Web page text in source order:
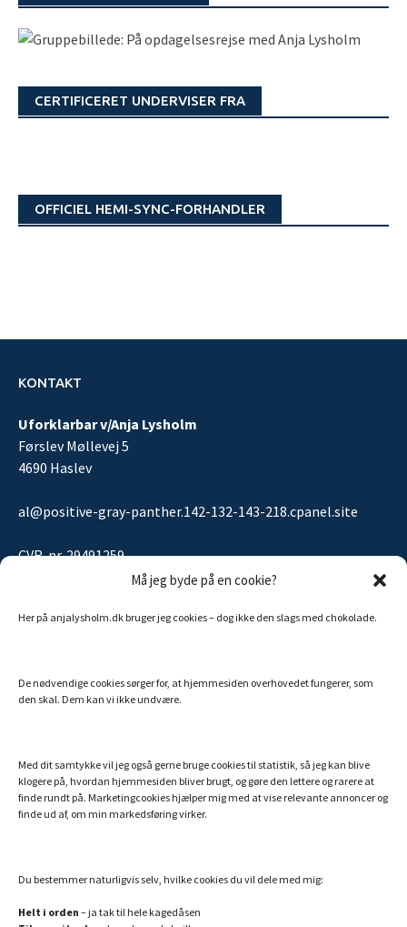
Må jeg byde på en cookie?
Her på anjalysholm.dk bruger jeg cookies – dog ikke den slags med chokolade.
De nødvendige cookies sørger for, at hjemmesiden overhovedet fungerer, som
den skal. Dem kan vi ikke undvære.
Med dit samtykke vil jeg også gerne bruge cookies til statistik, så jeg kan blive
klogere på, hvordan hjemmesiden bliver brugt, og gøre den lettere og rarere at
finde rundt på. Marketingcookies hjælper mig med at vise relevante annoncer og
finde ud af, om min markedsføring virker.
Du bestemmer naturligvis selv, hvilke cookies du vil dele med mig:
Helt i orden – ja tak til hele kagedåsen
CERTIFICERET UNDERVISER FRA
OFFICIEL HEMI-SYNC-FORHANDLER
KONTAKT
Uforklarbar v/Anja Lysholm
Førslev Møllevej 5
4690 Haslev
al@positive-gray-panther.142-132-143-218.cpanel.site
CVR-nr. 29491259
MINE ANDRE SIDER
Efterlivet.dk
Essentielle olier fra doTERRA
Hemi-Sync – din danske guide
Verdens bedste collagenpulver med NMN og resveratrol